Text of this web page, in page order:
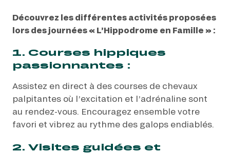
Découvrez les différentes activités proposées
lors des journées « L’Hippodrome en Famille » :
1. Courses hippiques
passionnantes :
Assistez en direct à des courses de chevaux
palpitantes où l’excitation et l’adrénaline sont
au rendez-vous. Encouragez ensemble votre
favori et vibrez au rythme des galops endiablés.
2. Visites guidées et